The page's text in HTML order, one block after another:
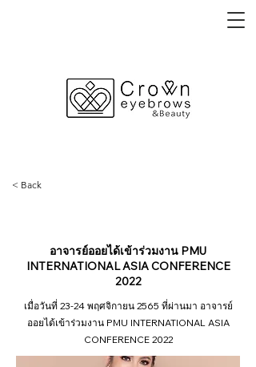
< Back
อาจารย์ออยได้เข้าร่วมงาน PMU
INTERNATIONAL ASIA CONFERENCE
2022
เมื่อวันที่ 23-24 พฤศจิกายน 2565 ที่ผ่านมา อาจารย์
ออยได้เข้าร่วมงาน PMU INTERNATIONAL ASIA
CONFERENCE 2022